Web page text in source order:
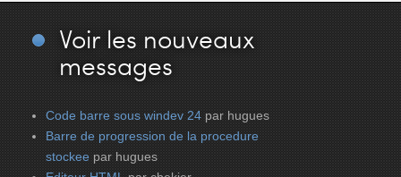
Voir les nouveaux
messages
Code barre sous windev 24 par hugues
Barre de progression de la procedure
stockee par hugues